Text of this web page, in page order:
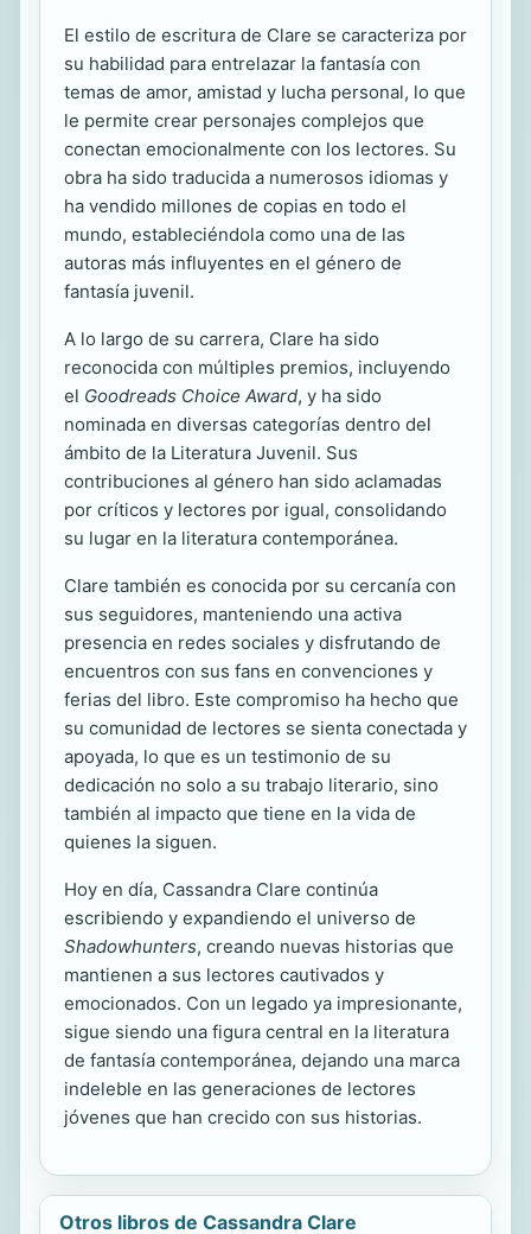
El estilo de escritura de Clare se caracteriza por
su habilidad para entrelazar la fantasía con
temas de amor, amistad y lucha personal, lo que
le permite crear personajes complejos que
conectan emocionalmente con los lectores. Su
obra ha sido traducida a numerosos idiomas y
ha vendido millones de copias en todo el
mundo, estableciéndola como una de las
autoras más influyentes en el género de
fantasía juvenil.
A lo largo de su carrera, Clare ha sido
reconocida con múltiples premios, incluyendo
el Goodreads Choice Award, y ha sido
nominada en diversas categorías dentro del
ámbito de la Literatura Juvenil. Sus
contribuciones al género han sido aclamadas
por críticos y lectores por igual, consolidando
su lugar en la literatura contemporánea.
Clare también es conocida por su cercanía con
sus seguidores, manteniendo una activa
presencia en redes sociales y disfrutando de
encuentros con sus fans en convenciones y
ferias del libro. Este compromiso ha hecho que
su comunidad de lectores se sienta conectada y
apoyada, lo que es un testimonio de su
dedicación no solo a su trabajo literario, sino
también al impacto que tiene en la vida de
quienes la siguen.
Hoy en día, Cassandra Clare continúa
escribiendo y expandiendo el universo de
Shadowhunters, creando nuevas historias que
mantienen a sus lectores cautivados y
emocionados. Con un legado ya impresionante,
sigue siendo una figura central en la literatura
de fantasía contemporánea, dejando una marca
indeleble en las generaciones de lectores
jóvenes que han crecido con sus historias.
Otros libros de Cassandra Clare